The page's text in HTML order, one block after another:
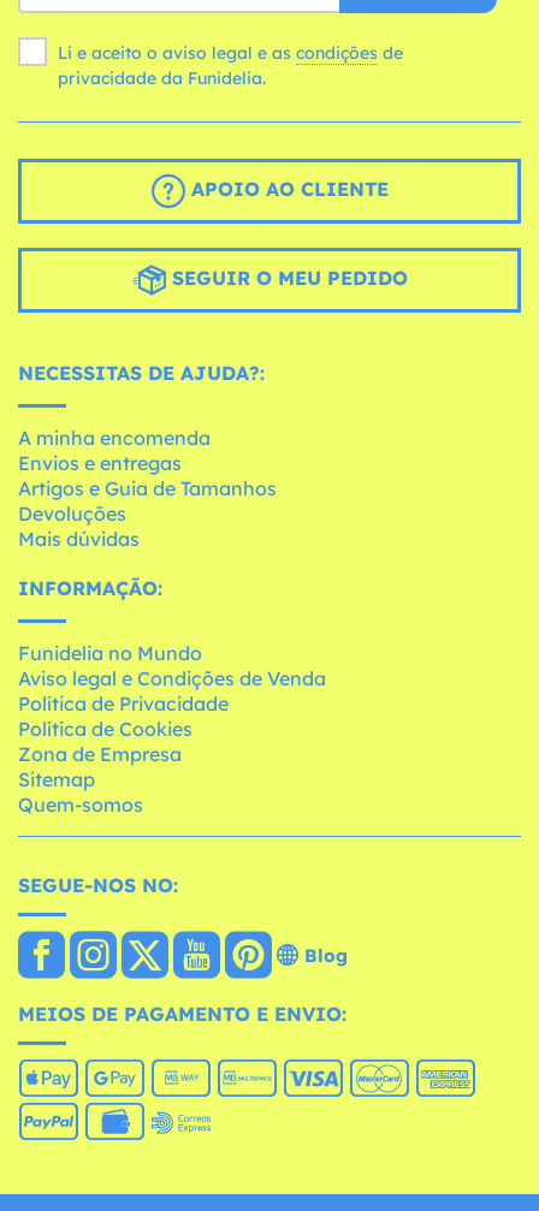
Li e aceito o aviso legal e as condições
privacidade da Funidelia.
APOIO AO CLIENTE
SEGUIR O MEU PEDIDO
NECESSITAS DE AJUDA?:
A minha encomenda
Envios e entregas
Artigos e Guia de Tamanhos
Devoluções
Mais dúvidas
INFORMAÇÃO:
Funidelia no Mundo
Aviso legal e Condições de Venda
Política de Privacidade
Política de Cookies
Zona de Empresa
Sitemap
Quem-somos
SEGUE-NOS NO:
Blog
MEIOS DE PAGAMENTO E ENVIO: